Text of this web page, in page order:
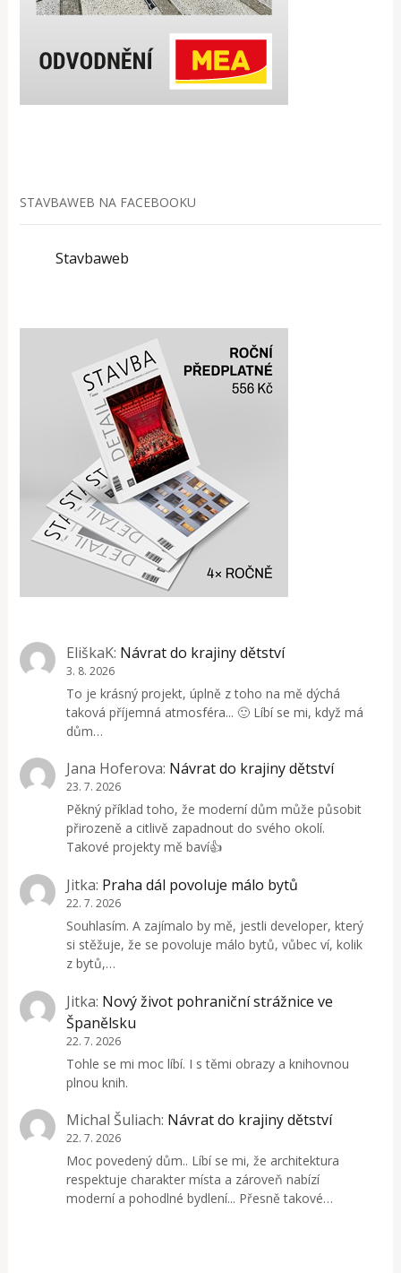
STAVBAWEB NA FACEBOOKU
Stavbaweb
EliškaK: Návrat do krajiny dětství
3. 8. 2026
To je krásný projekt, úplně z toho na mě dýchá
taková příjemná atmosféra... 🙂 Líbí se mi, když má
dům…
Jana Hoferova: Návrat do krajiny dětství
23. 7. 2026
Pěkný příklad toho, že moderní dům může působit
přirozeně a citlivě zapadnout do svého okolí.
Takové projekty mě baví👍
Jitka: Praha dál povoluje málo bytů
22. 7. 2026
Souhlasím. A zajímalo by mě, jestli developer, který
si stěžuje, že se povoluje málo bytů, vůbec ví, kolik
z bytů,…
Jitka: Nový život pohraniční strážnice ve
Španělsku
22. 7. 2026
Tohle se mi moc líbí. I s těmi obrazy a knihovnou
plnou knih.
Michal Šuliach: Návrat do krajiny dětství
22. 7. 2026
Moc povedený dům.. Líbí se mi, že architektura
respektuje charakter místa a zároveň nabízí
moderní a pohodlné bydlení... Přesně takové…